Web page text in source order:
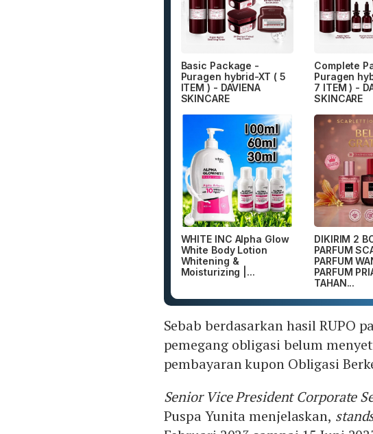
Basic Package -
Puragen hybrid-XT ( 5
ITEM ) - DAVIENA
SKINCARE
Complete
Puragen
7 ITEM ) -
SKINCARE
WHITE INC Alpha Glow
White Body Lotion
Whitening &
Moisturizing |...
DIKIRIM 2
PARFUM
PARFUM
PARFUM
TAHAN...
Sebab berdasarkan hasil RUPO
pemegang obligasi belum
pembayaran kupon Obligasi
Senior Vice President Corporate
Puspa Yunita menjelaskan,